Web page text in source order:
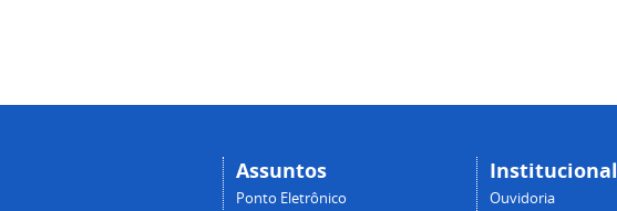
Assuntos
Ponto Eletrônico
Institucional
Ouvidoria